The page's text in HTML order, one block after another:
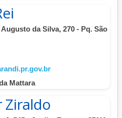
da Silva, 270 - Pq. São
Mattara
Ziraldo